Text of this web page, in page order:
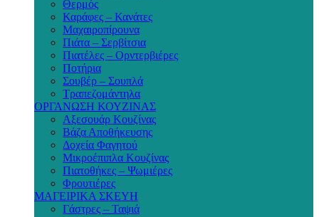
Θερμός
Καράφες – Κανάτες
Μαχαιροπίρουνα
Πιάτα – Σερβίτσια
Πιατέλες – Ορντερβιέρες
Ποτήρια
Σουβέρ – Σουπλά
Τραπεζομάντηλα
ΟΡΓΑΝΩΣΗ ΚΟΥΖΙΝΑΣ
Αξεσουάρ Κουζίνας
Βάζα Αποθήκευσης
Δοχεία Φαγητού
Μικροέπιπλα Κουζίνας
Πιατοθήκες – Ψωμιέρες
Φρουτιέρες
ΜΑΓΕΙΡΙΚΑ ΣΚΕΥΗ
Γάστρες – Ταψιά